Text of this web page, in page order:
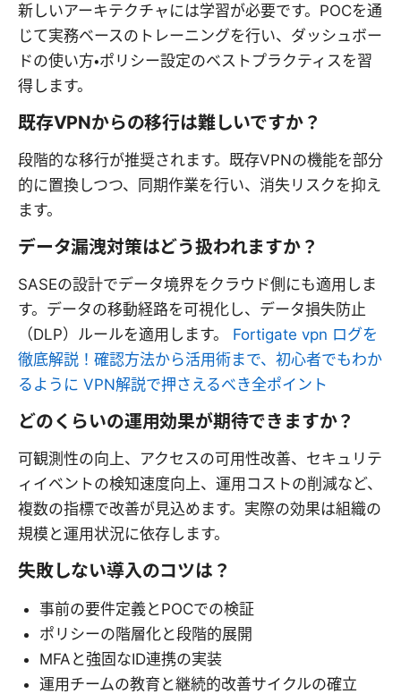
新しいアーキテクチャには学習が必要です。POCを通
じて実務ベースのトレーニングを行い、ダッシュボー
ドの使い方・ポリシー設定のベストプラクティスを習
得します。
既存VPNからの移行は難しいですか？
段階的な移行が推奨されます。既存VPNの機能を部分
的に置換しつつ、同期作業を行い、消失リスクを抑え
ます。
データ漏洩対策はどう扱われますか？
SASEの設計でデータ境界をクラウド側にも適用しま
す。データの移動経路を可視化し、データ損失防止
（DLP）ルールを適用します。 Fortigate vpn ログを
徹底解説！確認方法から活用術まで、初心者でもわか
るように VPN解説で押さえるべき全ポイント
どのくらいの運用効果が期待できますか？
可観測性の向上、アクセスの可用性改善、セキュリテ
ィイベントの検知速度向上、運用コストの削減など、
複数の指標で改善が見込めます。実際の効果は組織の
規模と運用状況に依存します。
失敗しない導入のコツは？
事前の要件定義とPOCでの検証
ポリシーの階層化と段階的展開
MFAと強固なID連携の実装
運用チームの教育と継続的改善サイクルの確立